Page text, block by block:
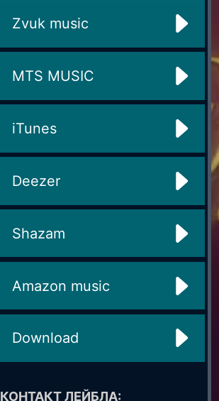
Zvuk music
MTS MUSIC
iTunes
Deezer
Shazam
Amazon music
Download
КОНТАКТ ЛЕЙБЛА: